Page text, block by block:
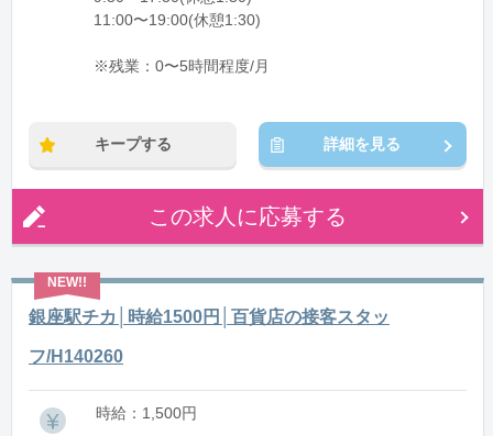
11:00〜19:00(休憩1:30)
※残業：0〜5時間程度/月
キープする 詳細を見る
この求人に応募する
銀座駅チカ│時給1500円│百貨店の接客スタッ
フ/H140260
時給：1,500円